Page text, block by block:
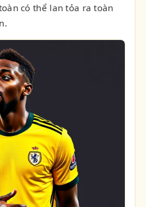
có thể lan tỏa ra toàn